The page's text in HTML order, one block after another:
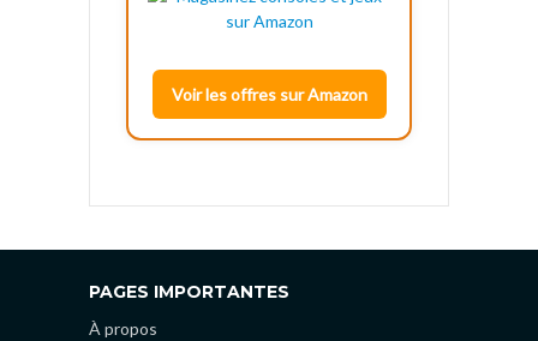
Voir les offres sur Amazon
PAGES IMPORTANTES
À propos